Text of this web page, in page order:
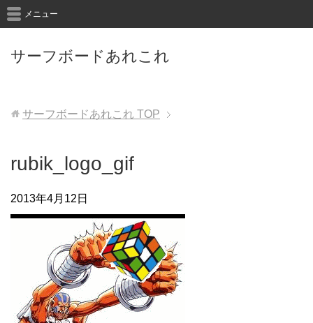
サーフボードあれこれ
メニュー
サーフボードあれこれ TOP
rubik_logo_gif
2013年4月12日